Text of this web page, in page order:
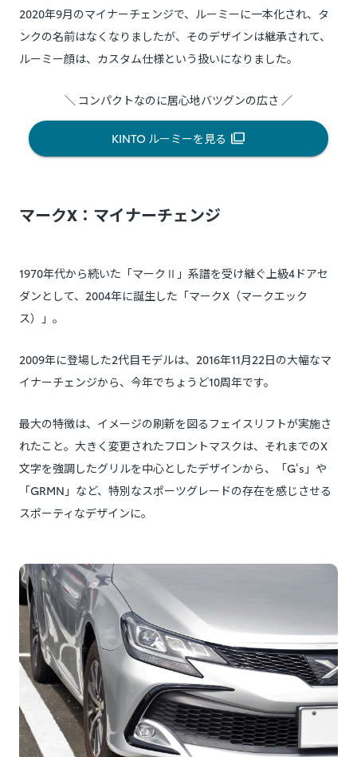
2020年9月のマイナーチェンジで、ルーミーに一本化され、タ
ンクの名前はなくなりましたが、そのデザインは継承されて、
ルーミー顔は、カスタム仕様という扱いになりました。
＼ コンパクトなのに居心地バツグンの広さ ／
KINTO ルーミーを見る
マークX：マイナーチェンジ
1970年代から続いた「マークⅡ」系譜を受け継ぐ上級4ドアセ
ダンとして、2004年に誕生した「マークX（マークエック
ス）」。
2009年に登場した2代目モデルは、2016年11月22日の大幅なマ
イナーチェンジから、今年でちょうど10周年です。
最大の特徴は、イメージの刷新を図るフェイスリフトが実施さ
れたこと。大きく変更されたフロントマスクは、それまでのX
文字を強調したグリルを中心としたデザインから、「G‘s」や
「GRMN」など、特別なスポーツグレードの存在を感じさせる
スポーティなデザインに。